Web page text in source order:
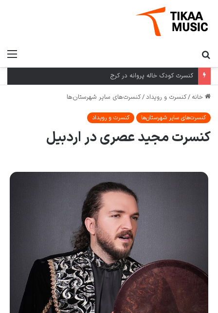
کنسرت کودک خاله پروانه در کرج
خانه /کنسرت و رویداد/کنسرت‌های سایر شهرستان‌ها
کنسرت‌های سایر شهرستان‌ها کنسرت و رویداد
کنسرت مجید عصری در اردبیل